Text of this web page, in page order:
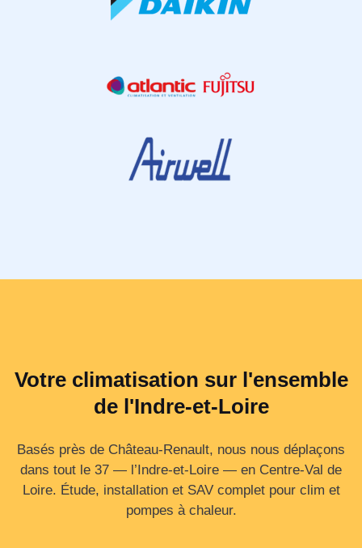
Votre climatisation sur l'ensemble
de l'Indre-et-Loire
Basés près de Château-Renault, nous nous déplaçons
dans tout le 37 — l’Indre‑et‑Loire — en Centre‑Val de
Loire. Étude, installation et SAV complet pour clim et
pompes à chaleur.